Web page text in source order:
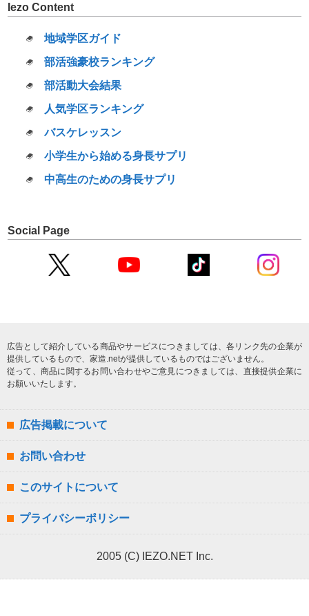
Iezo Content
地域学区ガイド
部活強豪校ランキング
部活動大会結果
人気学区ランキング
バスケレッスン
小学生から始める身長サプリ
中高生のための身長サプリ
Social Page
広告として紹介している商品やサービスにつきましては、各リンク先の企業が
提供しているもので、家造.netが提供しているものではございません。
従って、商品に関するお問い合わせやご意見につきましては、直接提供企業に
お願いいたします。
広告掲載について
お問い合わせ
このサイトについて
プライバシーポリシー
2005 (C) IEZO.NET Inc.